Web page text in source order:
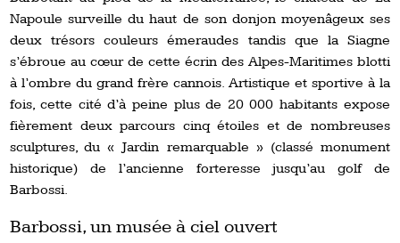
Napoule surveille du haut de son donjon moyenâgeux ses
deux trésors couleurs émeraudes tandis que la Siagne
s’ébroue au cœur de cette écrin des Alpes-Maritimes blotti
à l’ombre du grand frère cannois. Artistique et sportive à la
fois, cette cité d’à peine plus de 20 000 habitants expose
fièrement deux parcours cinq étoiles et de nombreuses
sculptures, du « Jardin remarquable » (classé monument
historique) de l’ancienne forteresse jusqu’au golf de
Barbossi.
Barbossi, un musée à ciel ouvert